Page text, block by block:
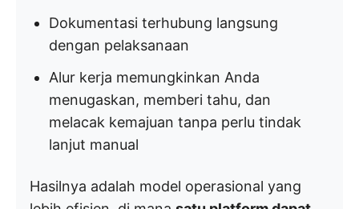
Dokumentasi terhubung langsung
dengan pelaksanaan
Alur kerja memungkinkan Anda
menugaskan, memberi tahu, dan
melacak kemajuan tanpa perlu tindak
lanjut manual
Hasilnya adalah model operasional yang